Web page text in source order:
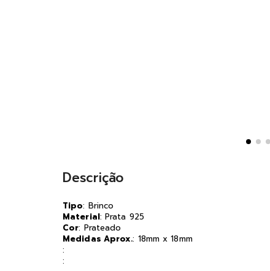
Descrição
Tipo: Brinco
Material: Prata 925
Cor: Prateado
Medidas Aprox.: 18mm x 18mm
:
: